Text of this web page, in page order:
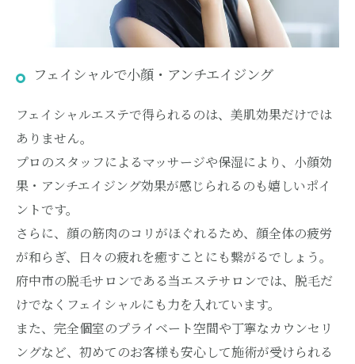
フェイシャルで小顔・アンチエイジング
フェイシャルエステで得られるのは、美肌効果だけでは
ありません。
プロのスタッフによるマッサージや保湿により、小顔効
果・アンチエイジング効果が感じられるのも嬉しいポイ
ントです。
さらに、顔の筋肉のコリがほぐれるため、顔全体の疲労
が和らぎ、日々の疲れを癒すことにも繋がるでしょう。
府中市の脱毛サロンである当エステサロンでは、脱毛だ
けでなくフェイシャルにも力を入れています。
また、完全個室のプライベート空間や丁寧なカウンセリ
ングなど、初めてのお客様も安心して施術が受けられる